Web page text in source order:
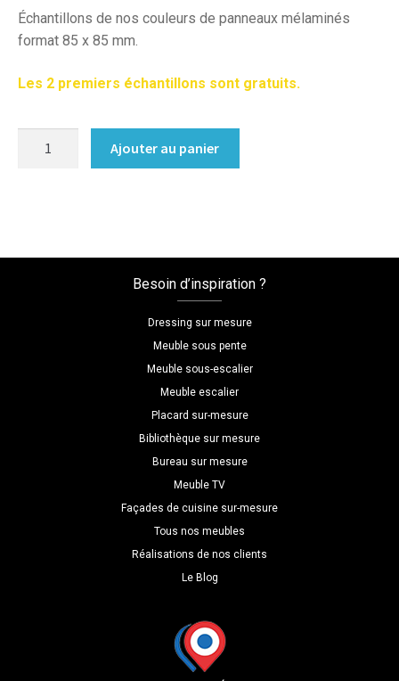
Échantillons de nos couleurs de panneaux mélaminés
format 85 x 85 mm.
Les 2 premiers échantillons sont gratuits.
Ajouter au panier
Besoin d’inspiration ?
Dressing sur mesure
Meuble sous pente
Meuble sous-escalier
Meuble escalier
Placard sur-mesure
Bibliothèque sur mesure
Bureau sur mesure
Meuble TV
Façades de cuisine sur-mesure
Tous nos meubles
Réalisations de nos clients
Le Blog